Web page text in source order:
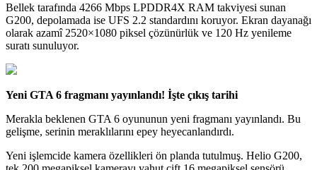
Bellek tarafında 4266 Mbps LPDDR4X RAM takviyesi sunan
G200, depolamada ise UFS 2.2 standardını koruyor. Ekran dayanağı
olarak azamî 2520×1080 piksel çözünürlük ve 120 Hz yenileme
suratı sunuluyor.
Yeni GTA 6 fragmanı yayınlandı! İşte çıkış tarihi
Merakla beklenen GTA 6 oyununun yeni fragmanı yayınlandı. Bu
gelişme, serinin meraklılarını epey heyecanlandırdı.
Yeni işlemcide kamera özellikleri ön planda tutulmuş. Helio G200,